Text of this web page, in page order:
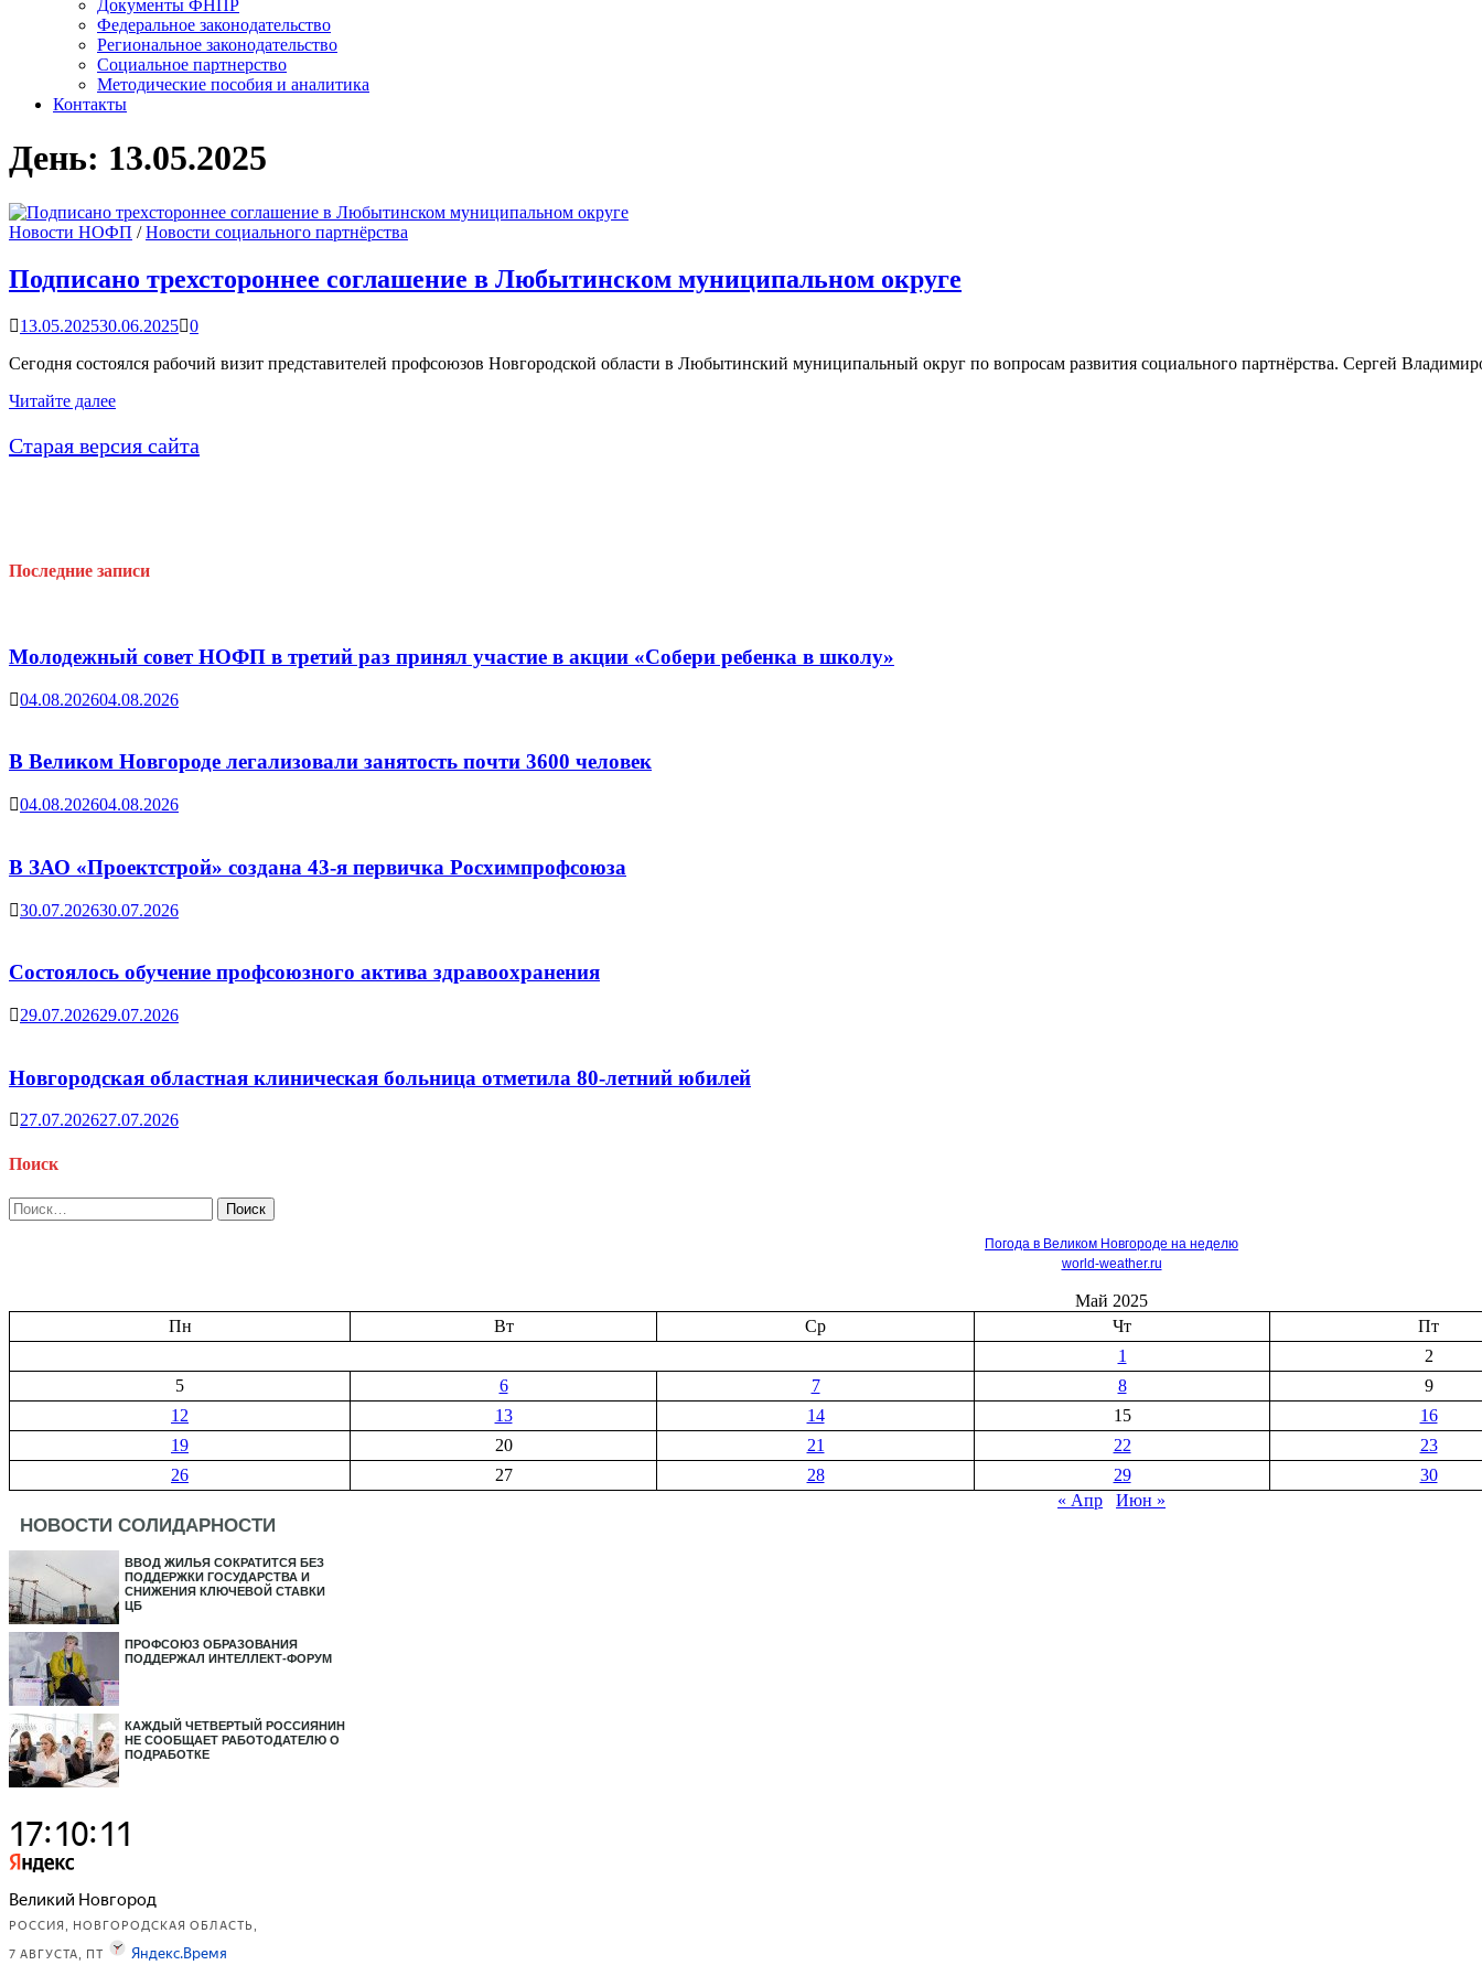
Документы ФНПР
Федеральное законодательство
Региональное законодательство
Социальное партнерство
Методические пособия и аналитика
Контакты
День: 13.05.2025
Новости НОФП /Новости социального партнёрства
Подписано трехстороннее соглашение в Любытинском муниципальном округе
13.05.202530.06.2025 0
Сегодня состоялся рабочий визит представителей профсоюзов Новгородской области в Любытинский муниципальный округ по вопросам развития социального партнёрства. Сергей
Подписано
соглашение
в
Читайте далее
Старая версия сайта
Последние записи
Молодежный совет НОФП в третий раз принял участие в акции «Собери ребенка в школу»
04.08.202604.08.2026
В Великом Новгороде легализовали занятость почти 3600 человек
04.08.202604.08.2026
В ЗАО «Проектстрой» создана 43-я первичка Росхимпрофсоюза
30.07.202630.07.2026
Состоялось обучение профсоюзного актива здравоохранения
29.07.202629.07.2026
Новгородская областная клиническая больница отметила 80-летний юбилей
27.07.202627.07.2026
Поиск
Найти:
Погода в Великом Новгороде на неделю
world-weather.ru
Май 2025
Пн
Вт Ср Чт
Пт
1
2
5
6 7 8
9
12
13 14 15
16
19
20 21 22
23
26
27 28 29
30
« Апр
Июн »
НОВОСТИ СОЛИДАРНОСТИ
ВВОД ЖИЛЬЯ СОКРАТИТСЯ БЕЗ
ПОДДЕРЖКИ ГОСУДАРСТВА И
СНИЖЕНИЯ КЛЮЧЕВОЙ СТАВКИ
ЦБ
ПРОФСОЮЗ ОБРАЗОВАНИЯ
ПОДДЕРЖАЛ ИНТЕЛЛЕКТ-ФОРУМ
КАЖДЫЙ ЧЕТВЕРТЫЙ РОССИЯНИН
НЕ СООБЩАЕТ РАБОТОДАТЕЛЮ О
ПОДРАБОТКЕ